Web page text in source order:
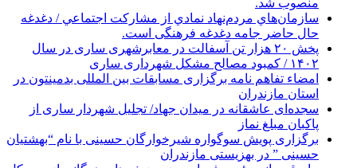
سازمان‌هاي مردم‌نهاد نمادي از مشاركت اجتماعي / دغدغه
حال حاضر جامه دغدغه فرهنگی است.
پخش ۲۰ هزار تن آسفالت در معابرشهری ساری در سال
۱۴۰۲ / کمبود مصالح مشکل شهرداری ساری
امضاء تفاهم نامه برگزاری مسابقات بین المللی بدمینتون در
استان مازندران
سجده‌ای عاشقانه در میدان جهاد/ تجلیل شهردار ساری از
پاکبان مبلغ نماز
برگزاری پویش سوگواره شیرخوارگان حسینی با نام “بهشتیان
حسینی ” در بهزیستی مازندران